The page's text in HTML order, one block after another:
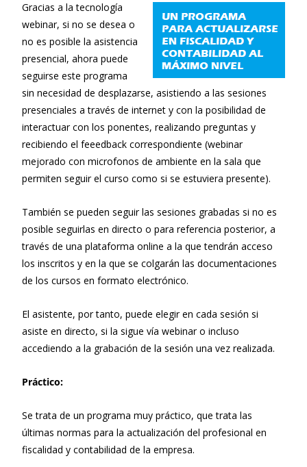
Gracias a la tecnología
webinar, si no se desea o
no es posible la asistencia
presencial, ahora puede
seguirse este programa
sin necesidad de desplazarse, asistiendo a las sesiones
presenciales a través de internet y con la posibilidad de
interactuar con los ponentes, realizando preguntas y
recibiendo el feeedback correspondiente (webinar
mejorado con microfonos de ambiente en la sala que
permiten seguir el curso como si se estuviera presente).
También se pueden seguir las sesiones grabadas si no es
posible seguirlas en directo o para referencia posterior, a
través de una plataforma online a la que tendrán acceso
los inscritos y en la que se colgarán las documentaciones
de los cursos en formato electrónico.
El asistente, por tanto, puede elegir en cada sesión si
asiste en directo, si la sigue vía webinar o incluso
accediendo a la grabación de la sesión una vez realizada.
Práctico:
Se trata de un programa muy práctico, que trata las
últimas normas para la actualización del profesional en
fiscalidad y contabilidad de la empresa.